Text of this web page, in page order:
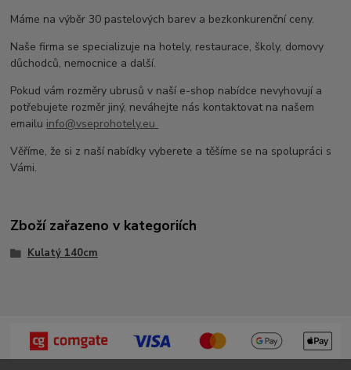
Máme na výběr 30 pastelových barev a bezkonkurenční ceny.
Naše firma se specializuje na hotely, restaurace, školy, domovy
důchodců, nemocnice a další.
Pokud vám rozměry ubrusů v naší e-shop nabídce nevyhovují a
potřebujete rozměr jiný, neváhejte nás kontaktovat na našem
emailu info@vseprohotely.eu
Věříme, že si z naší nabídky vyberete a těšíme se na spolupráci s
Vámi.
Zboží zařazeno v kategoriích
Kulatý 140cm